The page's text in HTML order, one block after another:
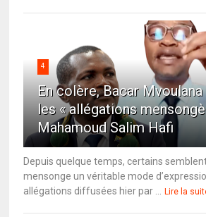
4
En colère, Bacar
les « allégations
Mahamoud Salim Hafi
Depuis quelque temps, certains
mensonge un véritable mode
allégations diffusées hier par ...
Lire la